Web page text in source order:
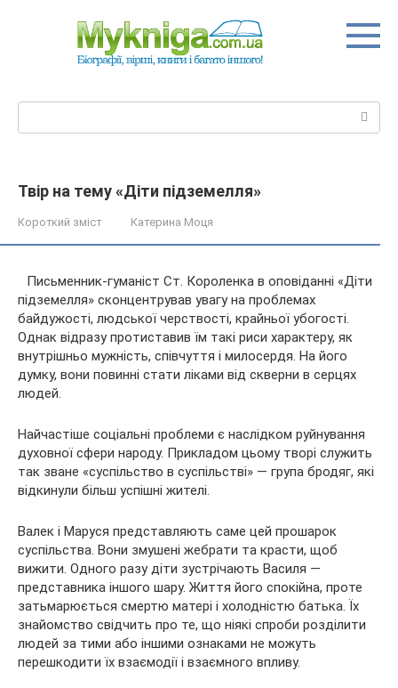
Твір на тему «Діти підземелля»
Короткий зміст Катерина Моця
Письменник-гуманіст Ст. Короленка в оповіданні «Діти
підземелля» сконцентрував увагу на проблемах
байдужості, людської черствості, крайньої убогості.
Однак відразу протиставив їм такі риси характеру, як
внутрішньо мужність, співчуття і милосердя. На його
думку, вони повинні стати ліками від скверни в серцях
людей.
Найчастіше соціальні проблеми є наслідком руйнування
духовної сфери народу. Прикладом цьому творі служить
так зване «суспільство в суспільстві» — група бродяг, які
відкинули більш успішні жителі.
Валек і Маруся представляють саме цей прошарок
суспільства. Вони змушені жебрати та красти, щоб
вижити. Одного разу діти зустрічають Василя —
представника іншого шару. Життя його спокійна, проте
затьмарюється смертю матері і холодністю батька. Їх
знайомство свідчить про те, що ніякі спроби розділити
людей за тими або іншими ознаками не можуть
перешкодити їх взаємодії і взаємного впливу.